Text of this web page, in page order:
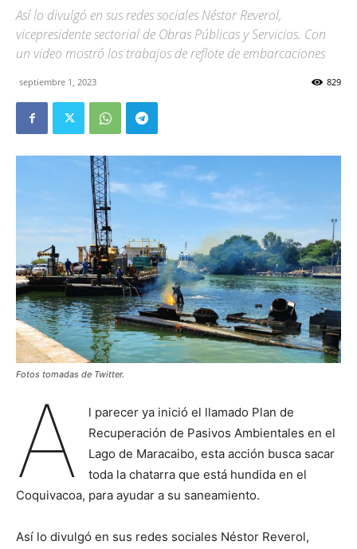
Así lo divulgó en sus redes sociales Néstor Reverol,
vicepresidente sectorial de Obras Públicas y Servicios. Con
un video mostró los trabajos de reflote de embarcaciones
septiembre 1, 2023 829
Fotos tomadas de Twitter.
A
l parecer ya inició el llamado Plan de
Recuperación de Pasivos Ambientales en el
Lago de Maracaibo, esta acción busca sacar
toda la chatarra que está hundida en el
Coquivacoa, para ayudar a su saneamiento.
Así lo divulgó en sus redes sociales Néstor Reverol,